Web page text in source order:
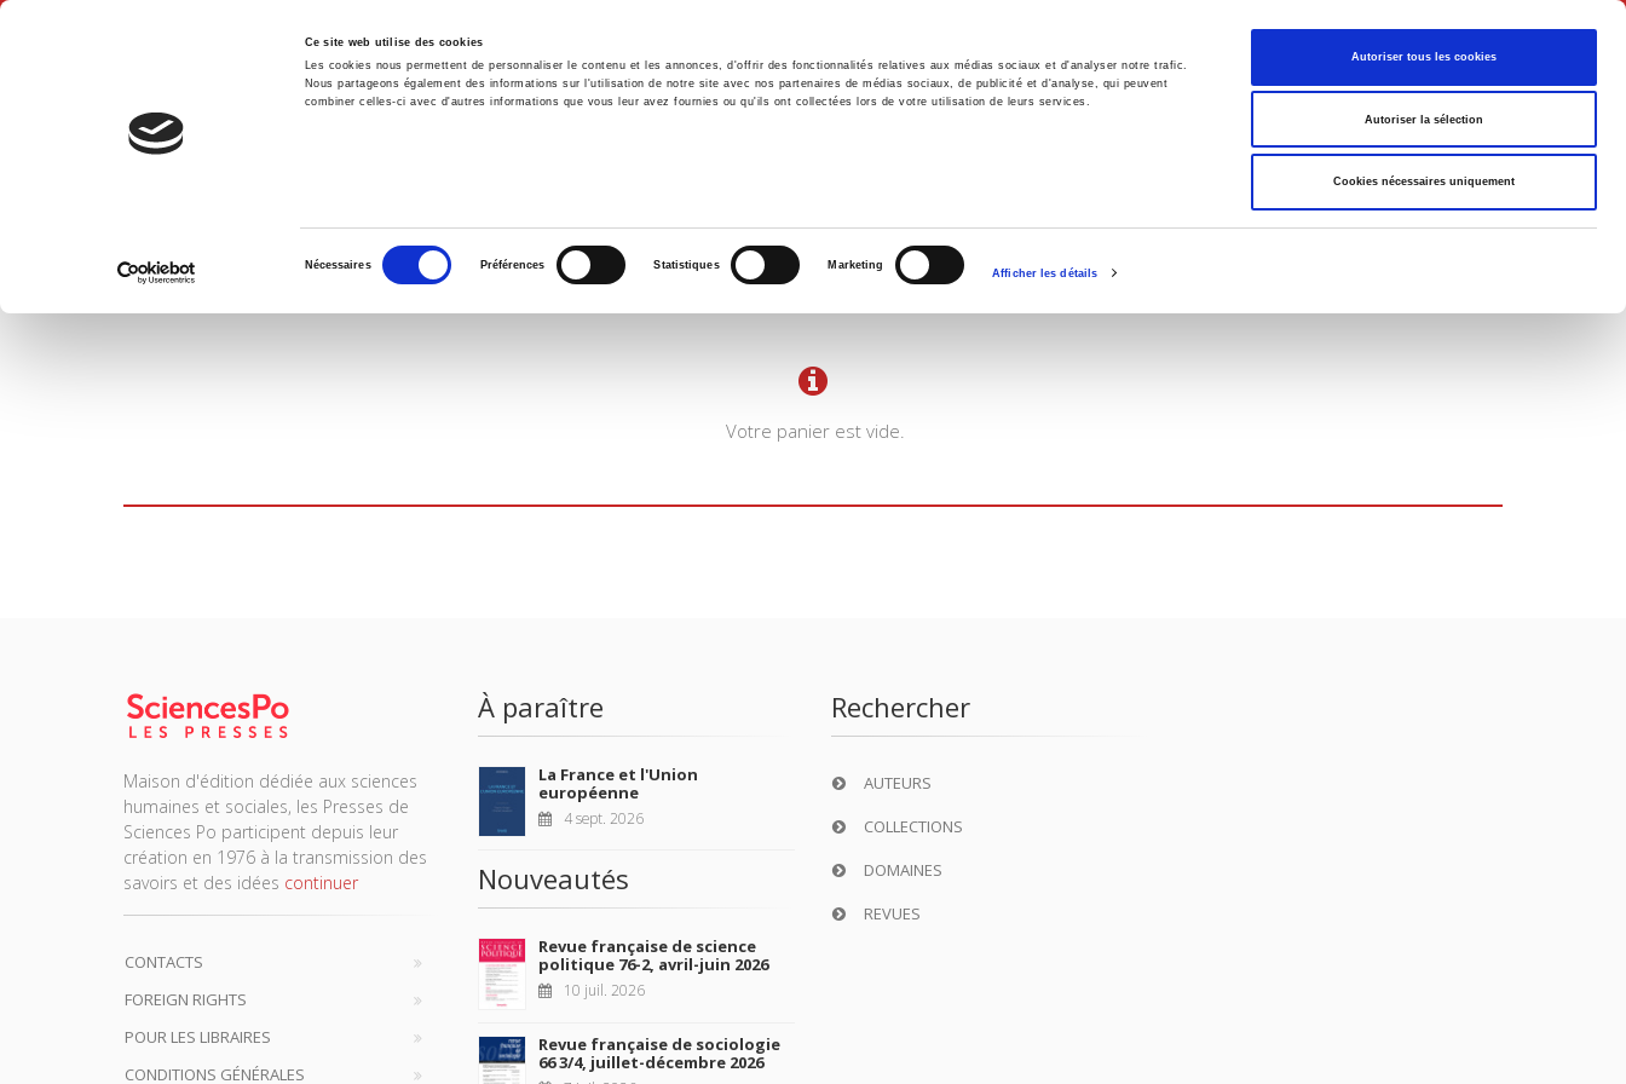
Ce site web utilise des cookies
Les cookies nous permettent de personnaliser le contenu et les annonces, d'offrir des fonctionnalités relatives aux médias sociaux et d'analyser notre trafic.
Nous partageons également des informations sur l'utilisation de notre site avec nos partenaires de médias sociaux, de publicité et d'analyse, qui peuvent
combiner celles-ci avec d'autres informations que vous leur avez fournies ou qu'ils ont collectées lors de votre utilisation de leurs services.
consentement
Nécessaires Préférences Statistiques Marketing
Afficher les détails
Autoriser tous les cookies
Autoriser la sélection
Cookies nécessaires uniquement
Français
Accueil Environnement Histoire International
PANIER D'ACHATS
Votre panier est vide.
Maison d'édition dédiée aux sciences
humaines et sociales, les Presses de
Sciences Po participent depuis leur
création en 1976 à la transmission des
savoirs et des idées continuer
CONTACTS
FOREIGN RIGHTS
POUR LES LIBRAIRES
CONDITIONS GÉNÉRALES
À paraître
La France et l'Union
européenne
4 sept. 2026
Nouveautés
Revue française de science
politique 76-2, avril-juin 2026
10 juil. 2026
Revue française de sociologie
66 3/4, juillet-décembre 2026
Rechercher
AUTEURS
COLLECTIONS
DOMAINES
REVUES